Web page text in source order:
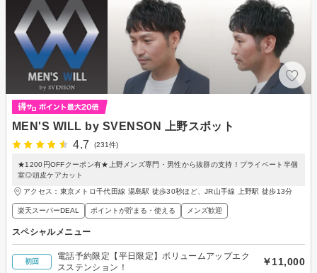
MEN'S WILL by SVENSON 上野スポット
4.7
(231件)
★1200円OFFクーポン有★上野メンズ専門・男性から抜群の支持！プライベート半個
室◎頭皮ケアカット
アクセス：東京メトロ千代田線 湯島駅 徒歩30秒ほど、JR山手線 上野駅 徒歩13分
楽天スーパーDEAL ポイントが貯まる・使える メンズ歓迎
スペシャルメニュー
初回
電話予約限定【平日限定】ボリュームアップエク
スステンション！
￥11,000